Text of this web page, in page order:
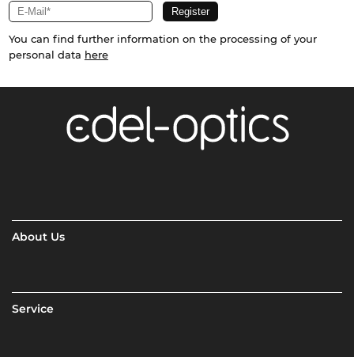
You can find further information on the processing of your
personal data here
About Us
Service